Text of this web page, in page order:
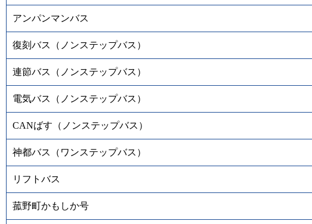
アンパンマンバス
復刻バス（ノンステップバス）
連節バス（ノンステップバス）
電気バス（ノンステップバス）
CANばす（ノンステップバス）
神都バス（ワンステップバス）
リフトバス
菰野町かもしか号